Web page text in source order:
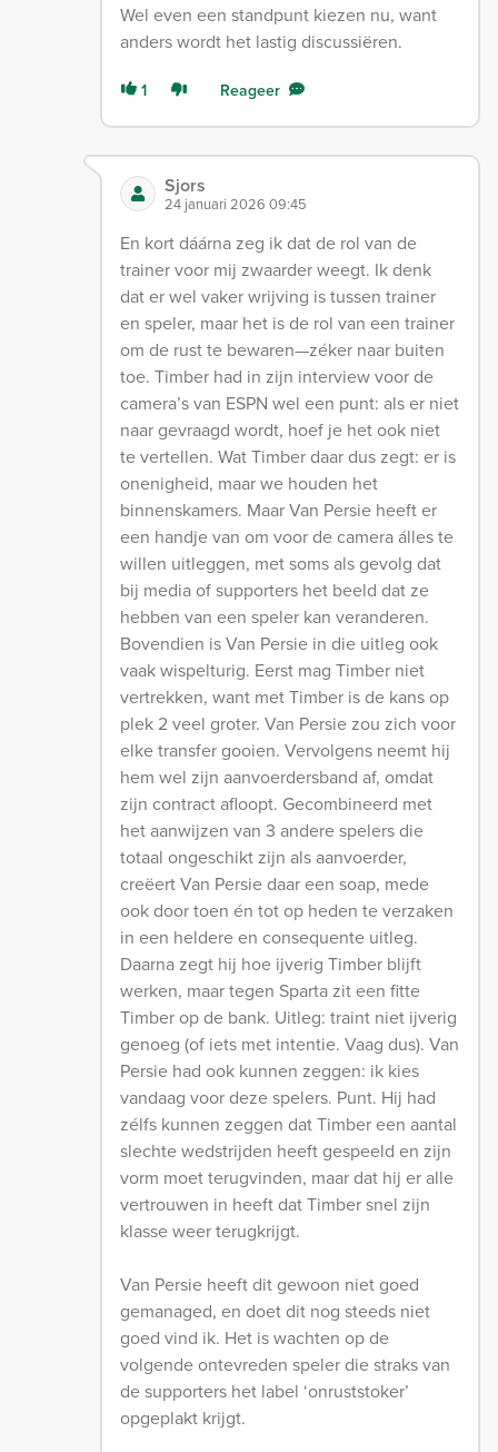
Wel even een standpunt kiezen nu, want
anders wordt het lastig discussiëren.
1 Reageer
Sjors
24 januari 2026 09:45
En kort dáárna zeg ik dat de rol van de
trainer voor mij zwaarder weegt. Ik denk
dat er wel vaker wrijving is tussen trainer
en speler, maar het is de rol van een trainer
om de rust te bewaren—zéker naar buiten
toe. Timber had in zijn interview voor de
camera’s van ESPN wel een punt: als er niet
naar gevraagd wordt, hoef je het ook niet
te vertellen. Wat Timber daar dus zegt: er is
onenigheid, maar we houden het
binnenskamers. Maar Van Persie heeft er
een handje van om voor de camera álles te
willen uitleggen, met soms als gevolg dat
bij media of supporters het beeld dat ze
hebben van een speler kan veranderen.
Bovendien is Van Persie in die uitleg ook
vaak wispelturig. Eerst mag Timber niet
vertrekken, want met Timber is de kans op
plek 2 veel groter. Van Persie zou zich voor
elke transfer gooien. Vervolgens neemt hij
hem wel zijn aanvoerdersband af, omdat
zijn contract afloopt. Gecombineerd met
het aanwijzen van 3 andere spelers die
totaal ongeschikt zijn als aanvoerder,
creëert Van Persie daar een soap, mede
ook door toen én tot op heden te verzaken
in een heldere en consequente uitleg.
Daarna zegt hij hoe ijverig Timber blijft
werken, maar tegen Sparta zit een fitte
Timber op de bank. Uitleg: traint niet ijverig
genoeg (of iets met intentie. Vaag dus). Van
Persie had ook kunnen zeggen: ik kies
vandaag voor deze spelers. Punt. Hij had
zélfs kunnen zeggen dat Timber een aantal
slechte wedstrijden heeft gespeeld en zijn
vorm moet terugvinden, maar dat hij er alle
vertrouwen in heeft dat Timber snel zijn
klasse weer terugkrijgt.
Van Persie heeft dit gewoon niet goed
gemanaged, en doet dit nog steeds niet
goed vind ik. Het is wachten op de
volgende ontevreden speler die straks van
de supporters het label ‘onruststoker’
opgeplakt krijgt.